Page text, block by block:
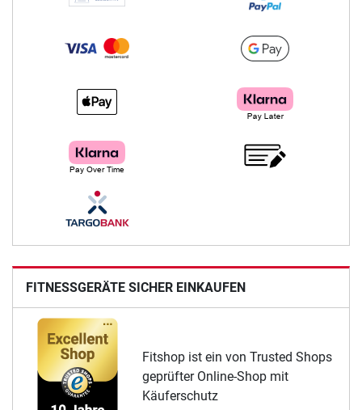
FITNESSGERÄTE SICHER EINKAUFEN
Fitshop ist ein von Trusted Shops
geprüfter Online-Shop mit
Käuferschutz